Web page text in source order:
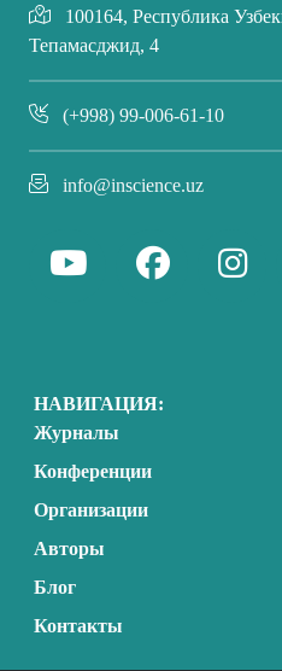
100164, Республика
Тепамасджид, 4
(+998) 99-006-61-10
info@inscience.uz
НАВИГАЦИЯ:
Журналы
Конференции
Организации
Авторы
Блог
Контакты